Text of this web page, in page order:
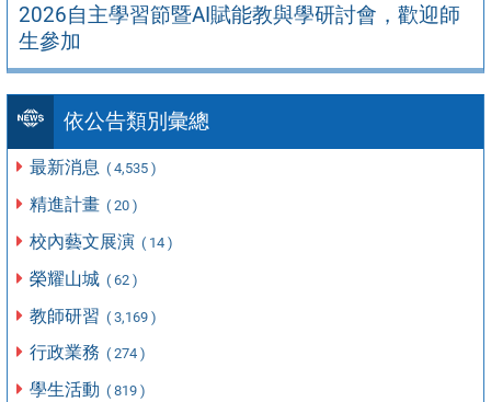
2026自主學習節暨AI賦能教與學研討會，歡迎師
生參加
依公告類別彙總
最新消息 ( 4,535 )
精進計畫 ( 20 )
校內藝文展演 ( 14 )
榮耀山城 ( 62 )
教師研習 ( 3,169 )
行政業務 ( 274 )
學生活動 ( 819 )